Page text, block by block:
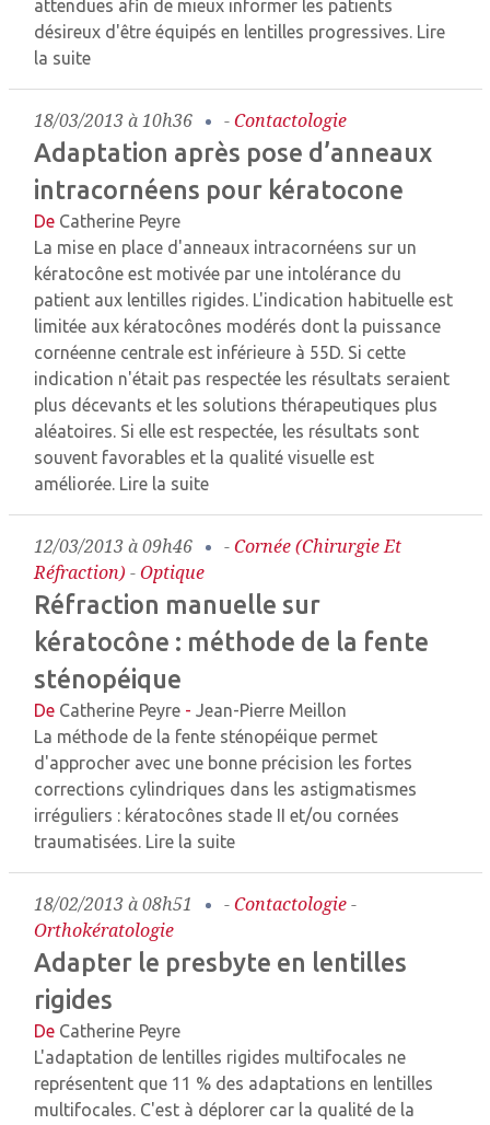
attendues afin de mieux informer les patients
désireux d'être équipés en lentilles progressives. Lire
la suite
18/03/2013 à 10h36 -Contactologie
Adaptation après pose d’anneaux
intracornéens pour kératocone
De Catherine Peyre
La mise en place d'anneaux intracornéens sur un
kératocône est motivée par une intolérance du
patient aux lentilles rigides. L'indication habituelle est
limitée aux kératocônes modérés dont la puissance
cornéenne centrale est inférieure à 55D. Si cette
indication n'était pas respectée les résultats seraient
plus décevants et les solutions thérapeutiques plus
aléatoires. Si elle est respectée, les résultats sont
souvent favorables et la qualité visuelle est
améliorée. Lire la suite
12/03/2013 à 09h46 -Cornée (chirurgie Et
Réfraction) -Optique
Réfraction manuelle sur
kératocône : méthode de la fente
sténopéique
De Catherine Peyre - Jean-Pierre Meillon
La méthode de la fente sténopéique permet
d'approcher avec une bonne précision les fortes
corrections cylindriques dans les astigmatismes
irréguliers : kératocônes stade II et/ou cornées
traumatisées. Lire la suite
18/02/2013 à 08h51 -Contactologie-
Orthokératologie
Adapter le presbyte en lentilles
rigides
De Catherine Peyre
L'adaptation de lentilles rigides multifocales ne
représentent que 11 % des adaptations en lentilles
multifocales. C'est à déplorer car la qualité de la